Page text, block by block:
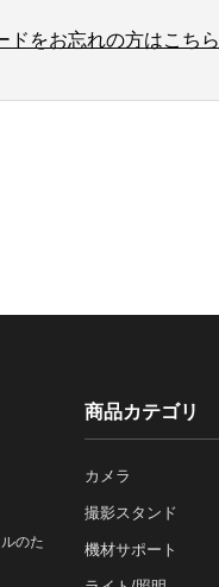
ドをお忘れの方はこちら
のた
商品カテゴリ
カメラ
撮影スタンド
機材サポート